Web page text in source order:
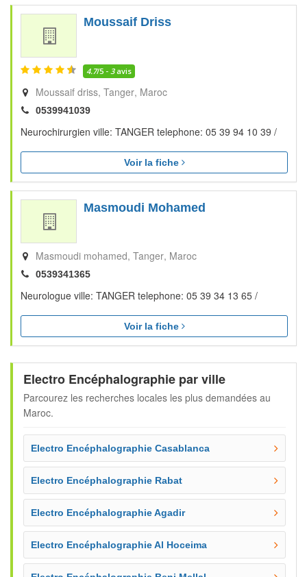
Moussaif Driss
4.7/5 - 3avis
Moussaif driss Tanger Maroc
0539941039
Neurochirurgien ville: TANGER telephone: 05 39 94 10 39 /
Voir la fiche
Masmoudi Mohamed
Masmoudi mohamed Tanger Maroc
0539341365
Neurologue ville: TANGER telephone: 05 39 34 13 65 /
Voir la fiche
Electro Encéphalographie par ville
Parcourez les recherches locales les plus demandées au
Maroc.
Electro Encéphalographie Casablanca
Electro Encéphalographie Rabat
Electro Encéphalographie Agadir
Electro Encéphalographie Al Hoceima